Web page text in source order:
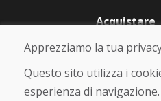
Acquistare
Negozio online
Termini e
Spedizione e
Reso e cambio
Apprezziamo la tua
Questo sito utilizza i
esperienza di